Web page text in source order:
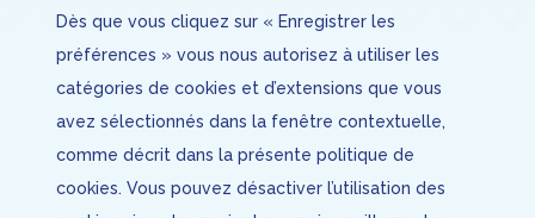
Dès que vous cliquez sur « Enregistrer les
préférences » vous nous autorisez à utiliser les
catégories de cookies et d’extensions que vous
avez sélectionnés dans la fenêtre contextuelle,
comme décrit dans la présente politique de
cookies. Vous pouvez désactiver l’utilisation des